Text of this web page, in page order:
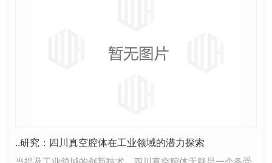
..研究：四川真空腔体在工业领域的潜力探索